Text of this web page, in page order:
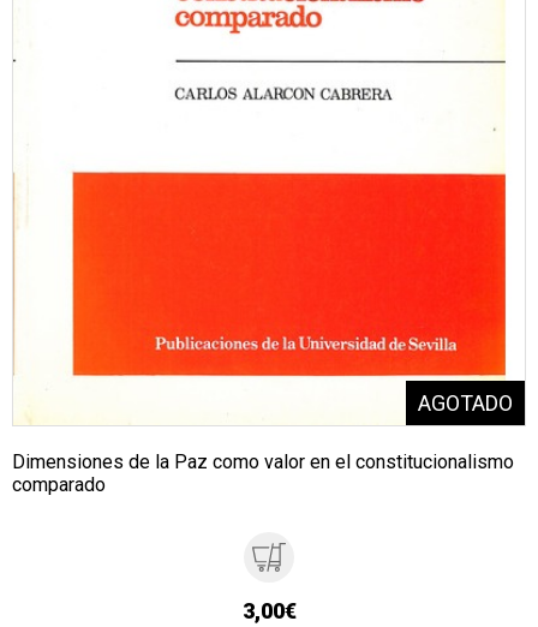
Dimensiones de la Paz como valor en el constitucionalismo
comparado
3,00€